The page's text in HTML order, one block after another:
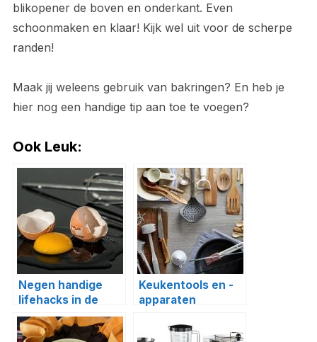
blikopener de boven en onderkant. Even
schoonmaken en klaar! Kijk wel uit voor de scherpe
randen!
Maak jij weleens gebruik van bakringen? En heb je
hier nog een handige tip aan toe te voegen?
Ook Leuk:
Negen handige
lifehacks in de
keuken
Keukentools en -
apparaten